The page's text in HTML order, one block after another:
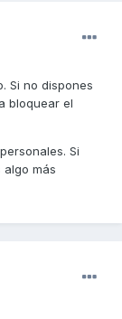
Si no dispones
bloquear el
Si
más